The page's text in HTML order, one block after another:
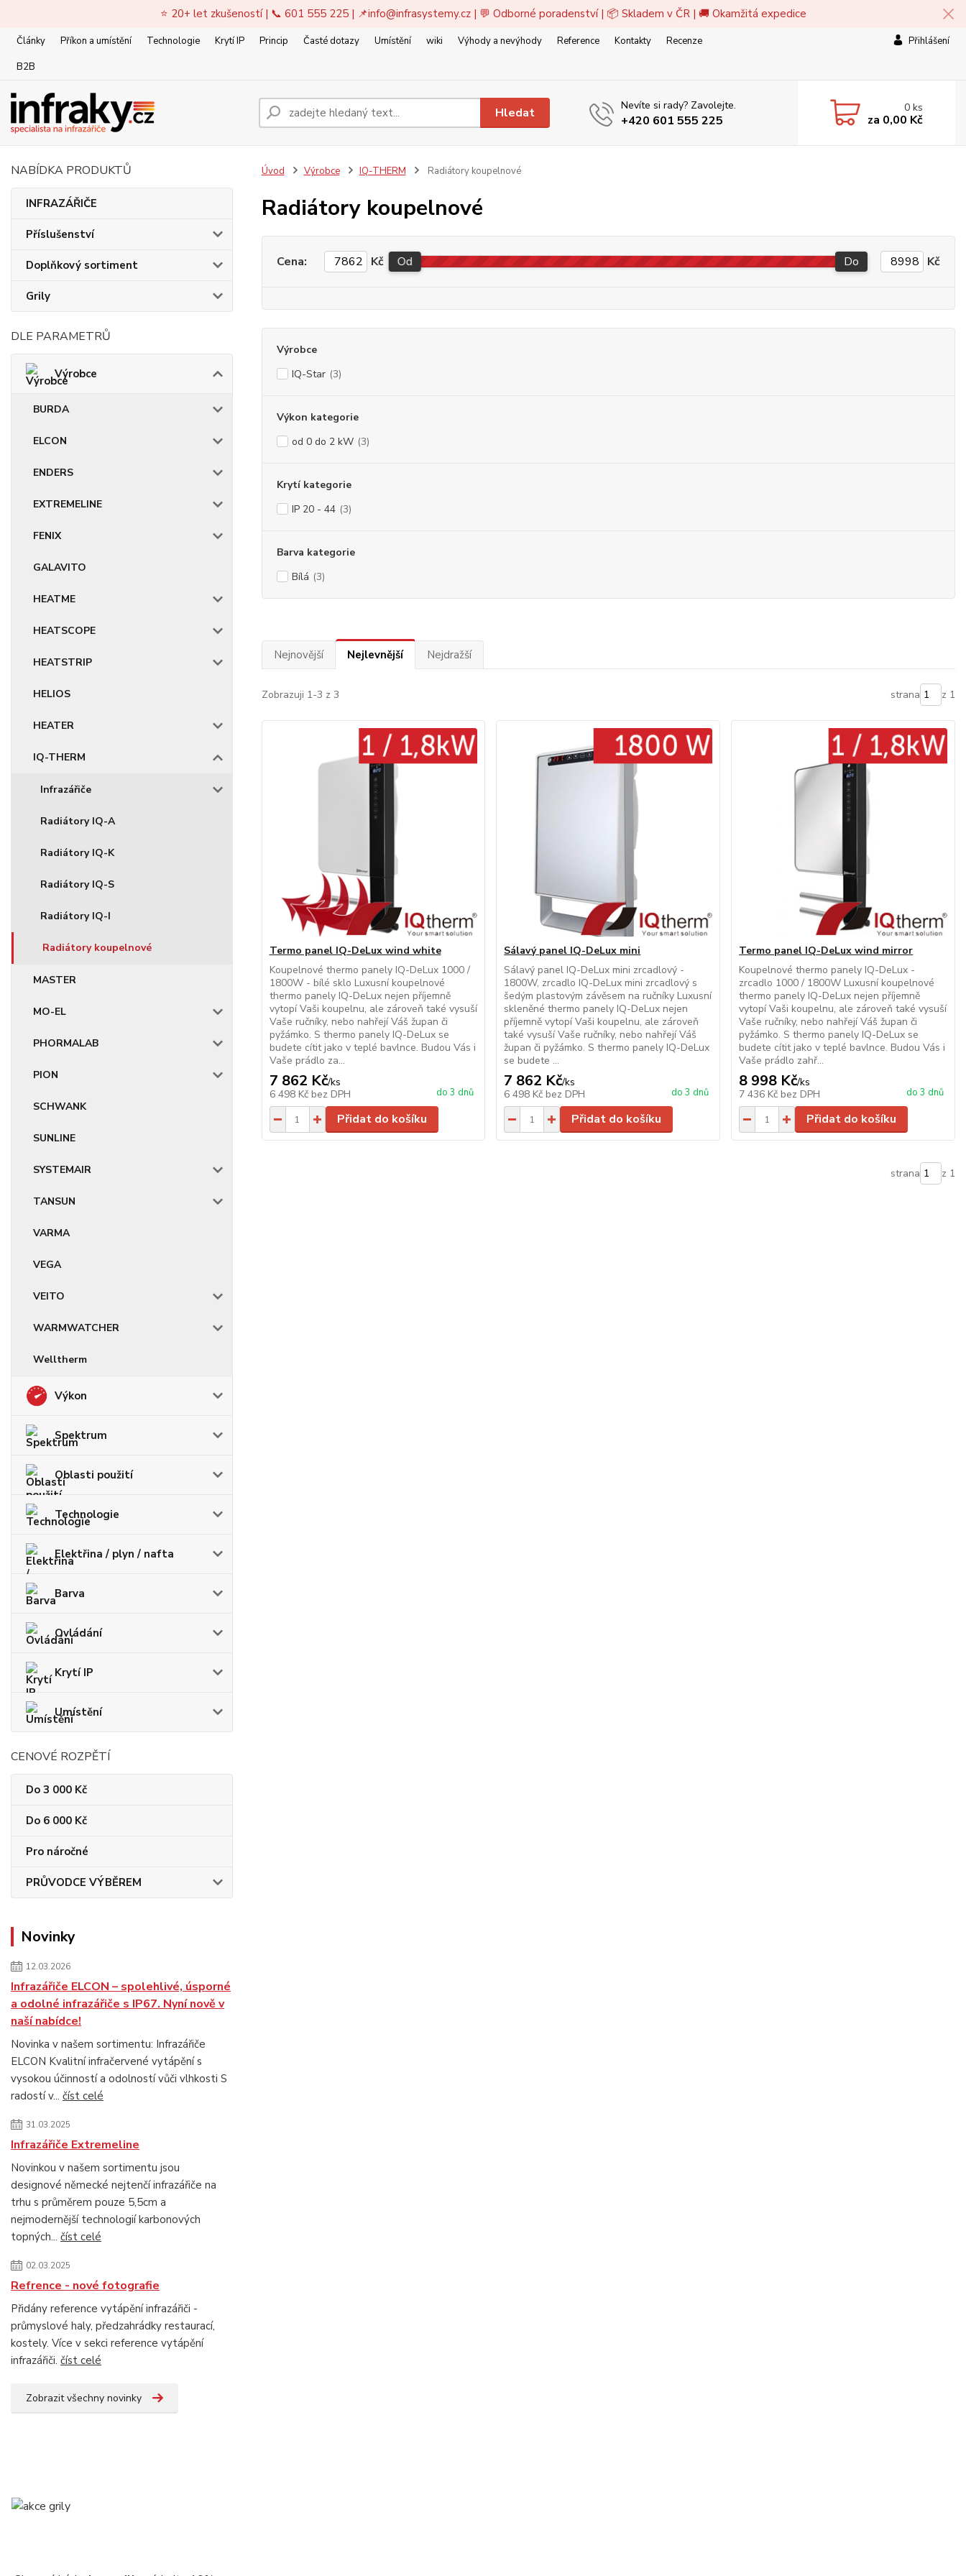
⭐ 20+ let zkušeností | 📞 601 555 225 | 📌info@infrasystemy.cz| 💬 Odborné poradenství | 📦 Skladem v ČR | 🚚 Okamžitá expedice
Články Příkon a umístění Technologie Krytí IP Princip Časté dotazy Umístění wiki Výhody a nevýhody Reference Kontakty
Recenze
B2B
Přihlášení
Hledat Nevíte si rady? Zavolejte.
+420 601 555 225
0 ks
za 0,00 Kč
NABÍDKA PRODUKTŮ
INFRAZÁŘIČE
Příslušenství
Doplňkový sortiment
Grily
DLE PARAMETRŮ
Výrobce
BURDA
ELCON
ENDERS
EXTREMELINE
FENIX
GALAVITO
HEATME
HEATSCOPE
HEATSTRIP
HELIOS
HEATER
IQ-THERM
Infrazářiče
Radiátory IQ-A
Radiátory IQ-K
Radiátory IQ-S
Radiátory IQ-I
Radiátory koupelnové
MASTER
MO-EL
PHORMALAB
PION
SCHWANK
SUNLINE
SYSTEMAIR
TANSUN
VARMA
VEGA
VEITO
WARMWATCHER
Welltherm
Výkon
Spektrum
Oblasti použití
Technologie
Elektřina / plyn / nafta
Barva
Ovládání
Krytí IP
Umístění
CENOVÉ ROZPĚTÍ
Do 3 000 Kč
Do 6 000 Kč
Pro náročné
PRŮVODCE VÝBĚREM
Novinky
12.03.2026
Infrazářiče ELCON – spolehlivé, úsporné
a odolné infrazářiče s IP67. Nyní nově v
naší nabídce!
Novinka v našem sortimentu: Infrazářiče
ELCON Kvalitní infračervené vytápění s
vysokou účinností a odolností vůči vlhkosti S
radostí v... číst celé
31.03.2025
Infrazářiče Extremeline
Novinkou v našem sortimentu jsou
designové německé nejtenčí infrazářiče na
trhu s průměrem pouze 5,5cm a
nejmodernější technologií karbonových
topných... číst celé
02.03.2025
Refrence - nové fotografie
Přidány reference vytápění infrazářiči -
průmyslové haly, předzahrádky restaurací,
kostely. Více v sekci reference vytápění
infrazářiči. číst celé
Zobrazit všechny novinky
Úvod Výrobce IQ-THERM Radiátory koupelnové
Radiátory koupelnové
Cena: Kč Od Do Kč
Výrobce
IQ-Star (3)
Výkon kategorie
od 0 do 2 kW (3)
Krytí kategorie
IP 20 - 44 (3)
Barva kategorie
Bílá (3)
Nejnovější Nejlevnější Nejdražší
Zobrazuji 1-3 z 3 strana z 1
Termo panel IQ-DeLux wind white
Koupelnové thermo panely IQ-DeLux 1000 /
1800W - bílé sklo Luxusní koupelnové
thermo panely IQ-DeLux nejen příjemně
vytopí Vaši koupelnu, ale zároveň také vysuší
Vaše ručníky, nebo nahřejí Váš župan či
pyžámko. S thermo panely IQ-DeLux se
budete cítit jako v teplé bavlnce. Budou Vás i
Vaše prádlo za...
7 862 Kč/ks
6 498 Kč bez DPH do 3 dnů
Přidat do košíku
Sálavý panel IQ-DeLux mini
Sálavý panel IQ-DeLux mini zrcadlový -
1800W, zrcadlo IQ-DeLux mini zrcadlový s
šedým plastovým závěsem na ručníky Luxusní
skleněné thermo panely IQ-DeLux nejen
příjemně vytopí Vaši koupelnu, ale zároveň
také vysuší Vaše ručníky, nebo nahřejí Váš
župan či pyžámko. S thermo panely IQ-DeLux
se budete ...
7 862 Kč/ks
6 498 Kč bez DPH do 3 dnů
Přidat do košíku
Termo panel IQ-DeLux wind mirror
Koupelnové thermo panely IQ-DeLux -
zrcadlo 1000 / 1800W Luxusní koupelnové
thermo panely IQ-DeLux nejen příjemně
vytopí Vaši koupelnu, ale zároveň také vysuší
Vaše ručníky, nebo nahřejí Váš župan či
pyžámko. S thermo panely IQ-DeLux se
budete cítit jako v teplé bavlnce. Budou Vás i
Vaše prádlo zahř...
8 998 Kč/ks
7 436 Kč bez DPH do 3 dnů
Přidat do košíku
strana z 1